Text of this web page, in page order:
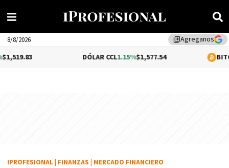
library_addAgreganos
8/8/2026
1.15%$1,577.54 -0.18%
IPROFESIONAL FINANZAS MERCADO FINANCIERO